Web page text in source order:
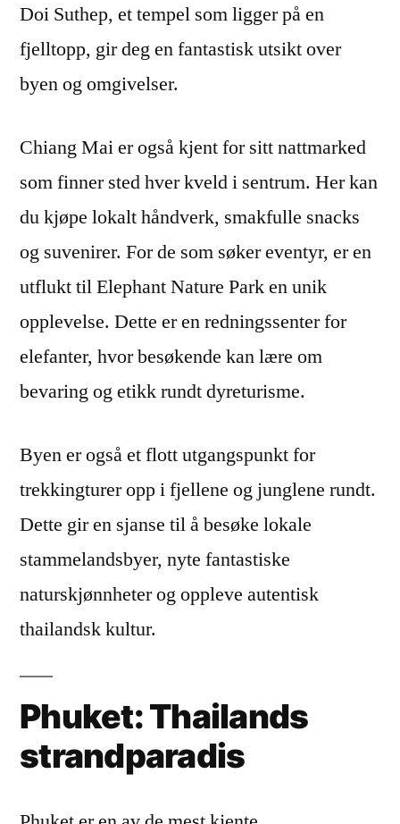
Doi Suthep, et tempel som ligger på en
fjelltopp, gir deg en fantastisk utsikt over
byen og omgivelser.
Chiang Mai er også kjent for sitt nattmarked
som finner sted hver kveld i sentrum. Her kan
du kjøpe lokalt håndverk, smakfulle snacks
og suvenirer. For de som søker eventyr, er en
utflukt til Elephant Nature Park en unik
opplevelse. Dette er en redningssenter for
elefanter, hvor besøkende kan lære om
bevaring og etikk rundt dyreturisme.
Byen er også et flott utgangspunkt for
trekkingturer opp i fjellene og junglene rundt.
Dette gir en sjanse til å besøke lokale
stammelandsbyer, nyte fantastiske
naturskjønnheter og oppleve autentisk
thailandsk kultur.
Phuket: Thailands
strandparadis